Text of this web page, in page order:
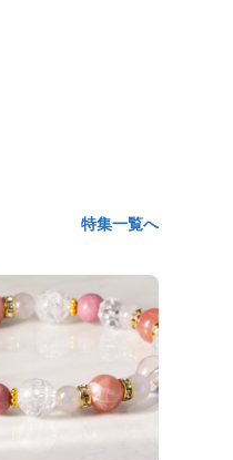
特集一覧へ